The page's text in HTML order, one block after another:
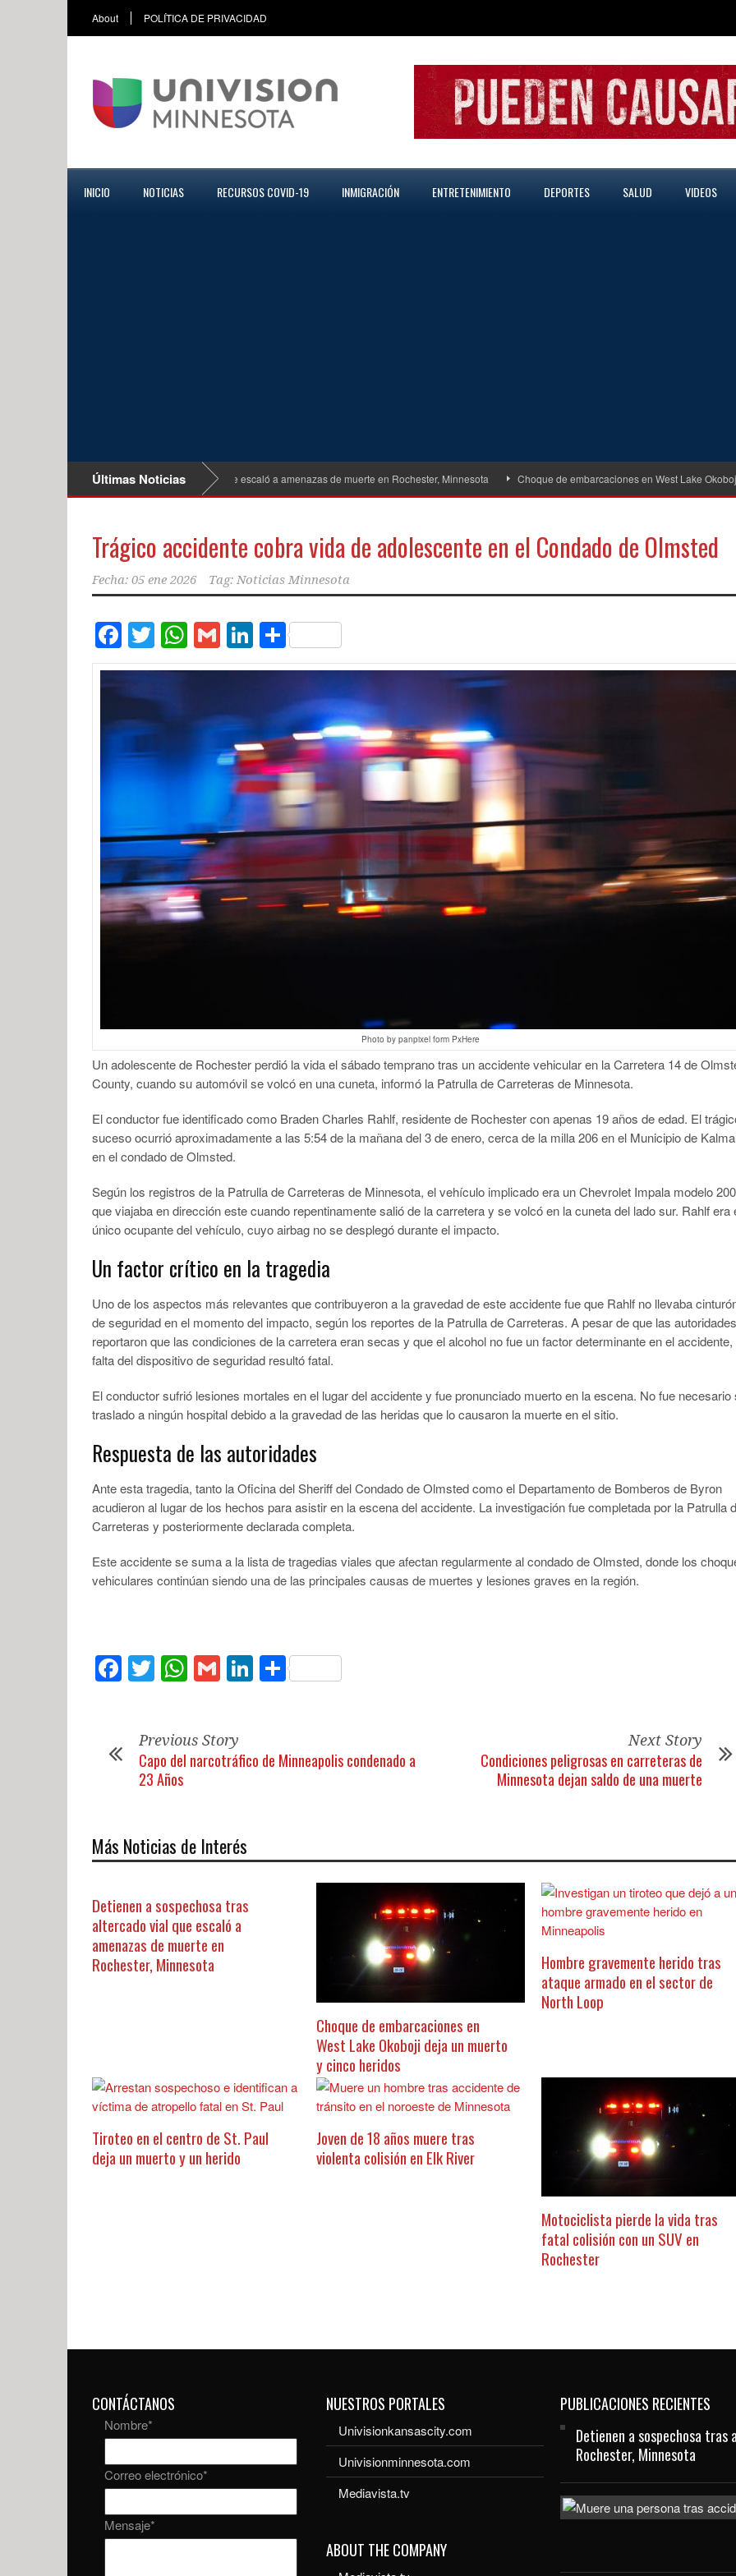
About POLÍTICA DE PRIVACIDAD
INICIO NOTICIAS RECURSOS COVID-19 INMIGRACIÓN ENTRETENIMIENTO DEPORTES SALUD VIDEOS
Últimas Noticias
a sospechosa tras altercado vial que escaló a amenazas de muerte en Rochester, Minnesota Choque de embarcaciones en West Lake Okoboji deja
Trágico accidente cobra vida de adolescente en el Condado de Olmsted
Fecha: 05 ene 2026 Tag: Noticias Minnesota
Facebook
Twitter
WhatsApp
GmailLinkedIn
Compartir
Photo by panpixel form PxHere
Un adolescente de Rochester perdió la vida el sábado temprano tras un accidente vehicular en la Carretera 14 de
County, cuando su automóvil se volcó en una cuneta, informó la Patrulla de Carreteras de Minnesota.
El conductor fue identificado como Braden Charles Rahlf, residente de Rochester con apenas 19 años de edad. El
suceso ocurrió aproximadamente a las 5:54 de la mañana del 3 de enero, cerca de la milla 206 en el Municipio de
en el condado de Olmsted.
Según los registros de la Patrulla de Carreteras de Minnesota, el vehículo implicado era un Chevrolet Impala modelo
que viajaba en dirección este cuando repentinamente salió de la carretera y se volcó en la cuneta del lado sur. Rahlf era
único ocupante del vehículo, cuyo airbag no se desplegó durante el impacto.
Un factor crítico en la tragedia
Uno de los aspectos más relevantes que contribuyeron a la gravedad de este accidente fue que Rahlf no llevaba
de seguridad en el momento del impacto, según los reportes de la Patrulla de Carreteras. A pesar de que las autoridades
reportaron que las condiciones de la carretera eran secas y que el alcohol no fue un factor determinante en el accidente,
falta del dispositivo de seguridad resultó fatal.
El conductor sufrió lesiones mortales en el lugar del accidente y fue pronunciado muerto en la escena. No fue necesario
traslado a ningún hospital debido a la gravedad de las heridas que lo causaron la muerte en el sitio.
Respuesta de las autoridades
Ante esta tragedia, tanto la Oficina del Sheriff del Condado de Olmsted como el Departamento de Bomberos de Byron
acudieron al lugar de los hechos para asistir en la escena del accidente. La investigación fue completada por la Patrulla
Carreteras y posteriormente declarada completa.
Este accidente se suma a la lista de tragedias viales que afectan regularmente al condado de Olmsted, donde los
vehiculares continúan siendo una de las principales causas de muertes y lesiones graves en la región.
Facebook
Twitter
WhatsApp
GmailLinkedIn
Compartir
Previous Story
Capo del narcotráfico de Minneapolis condenado a
23 Años
Next Story
Condiciones peligrosas en carreteras de
Minnesota dejan saldo de una muerte
Más Noticias de Interés
Detienen a sospechosa tras
altercado vial que escaló a
amenazas de muerte en
Rochester, Minnesota
Choque de embarcaciones en
West Lake Okoboji deja un muerto
y cinco heridos
Hombre gravemente herido tras
ataque armado en el sector de
North Loop
Tiroteo en el centro de St. Paul
deja un muerto y un herido
Joven de 18 años muere tras
violenta colisión en Elk River
Motociclista pierde la vida tras
fatal colisión con un SUV en
Rochester
CONTÁCTANOS
Nombre*
Correo electrónico*
Mensaje*
NUESTROS PORTALES
Univisionkansascity.com
Univisionminnesota.com
Mediavista.tv
ABOUT THE COMPANY
PUBLICACIONES RECIENTES
Detienen a sospechosa tras
Rochester, Minnesota